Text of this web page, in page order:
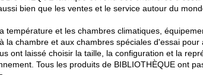
bien que les ventes et le service autour du
température et les chambres climatiques,
chambre et aux chambres spéciales d'essai
ont laissé choisir la taille, la configuration et la
Tous les produits de BIBLIOTHÈQUE ont